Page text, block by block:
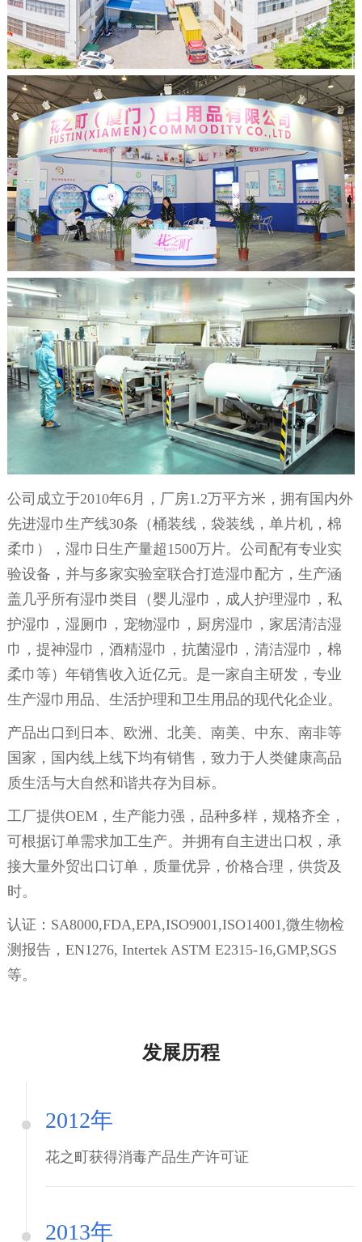
公司成立于2010年6月，厂房1.2万平方米，拥有国内外
先进湿巾生产线30条（桶装线，袋装线，单片机，棉
柔巾），湿巾日生产量超1500万片。公司配有专业实
验设备，并与多家实验室联合打造湿巾配方，生产涵
盖几乎所有湿巾类目（婴儿湿巾，成人护理湿巾，私
护湿巾，湿厕巾，宠物湿巾，厨房湿巾，家居清洁湿
巾，提神湿巾，酒精湿巾，抗菌湿巾，清洁湿巾，棉
柔巾等）年销售收入近亿元。是一家自主研发，专业
生产湿巾用品、生活护理和卫生用品的现代化企业。
产品出口到日本、欧洲、北美、南美、中东、南非等
国家，国内线上线下均有销售，致力于人类健康高品
质生活与大自然和谐共存为目标。
工厂提供OEM，生产能力强，品种多样，规格齐全，
可根据订单需求加工生产。并拥有自主进出口权，承
接大量外贸出口订单，质量优异，价格合理，供货及
时。
认证：SA8000,FDA,EPA,ISO9001,ISO14001,微生物检
测报告，EN1276, Intertek ASTM E2315-16,GMP,SGS
等。
发展历程
2012年
花之町获得消毒产品生产许可证
2013年